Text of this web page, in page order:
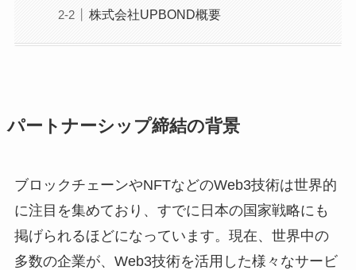
株式会社UPBOND概要
パートナーシップ締結の背景
ブロックチェーンやNFTなどのWeb3技術は世界的
に注目を集めており、すでに日本の国家戦略にも
掲げられるほどになっています。現在、世界中の
多数の企業が、Web3技術を活用した様々なサービ